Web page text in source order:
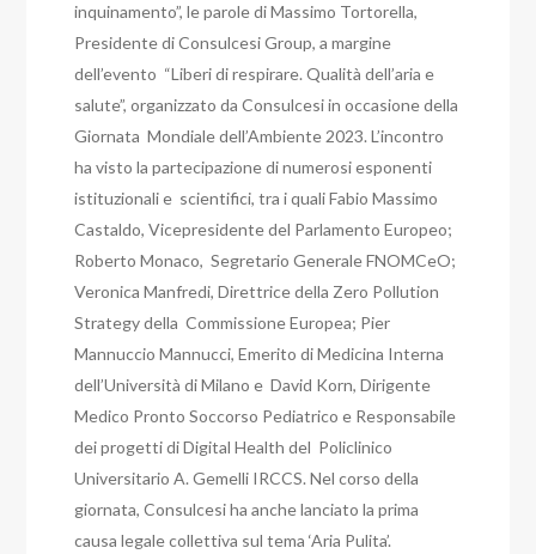
inquinamento”, le parole di Massimo Tortorella,
Presidente di Consulcesi Group, a margine
dell’evento “Liberi di respirare. Qualità dell’aria e
salute”, organizzato da Consulcesi in occasione della
Giornata Mondiale dell’Ambiente 2023. L’incontro
ha visto la partecipazione di numerosi esponenti
istituzionali e scientifici, tra i quali Fabio Massimo
Castaldo, Vicepresidente del Parlamento Europeo;
Roberto Monaco, Segretario Generale FNOMCeO;
Veronica Manfredi, Direttrice della Zero Pollution
Strategy della Commissione Europea; Pier
Mannuccio Mannucci, Emerito di Medicina Interna
dell’Università di Milano e David Korn, Dirigente
Medico Pronto Soccorso Pediatrico e Responsabile
dei progetti di Digital Health del Policlinico
Universitario A. Gemelli IRCCS. Nel corso della
giornata, Consulcesi ha anche lanciato la prima
causa legale collettiva sul tema ‘Aria Pulita’.